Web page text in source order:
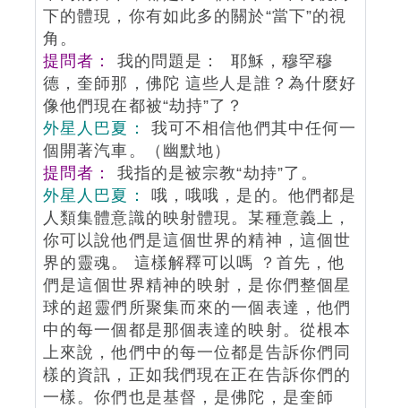
下的體現，你有如此多的關於“當下”的視
角。
提問者：
我的問題是： 耶穌，穆罕穆
德，奎師那，佛陀 這些人是誰？為什麼好
像他們現在都被“劫持”了？
外星人巴夏：
我可不相信他們其中任何一
個開著汽車。（幽默地）
提問者：
我指的是被宗教“劫持”了。
外星人巴夏：
哦，哦哦，是的。他們都是
人類集體意識的映射體現。某種意義上，
你可以說他們是這個世界的精神，這個世
界的靈魂。 這樣解釋可以嗎 ？首先，他
們是這個世界精神的映射，是你們整個星
球的超靈們所聚集而來的一個表達，他們
中的每一個都是那個表達的映射。從根本
上來說，他們中的每一位都是告訴你們同
樣的資訊，正如我們現在正在告訴你們的
一樣。你們也是基督，是佛陀，是奎師